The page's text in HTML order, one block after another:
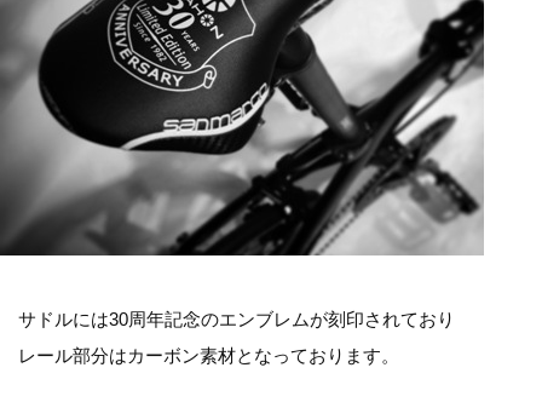
サドルには30周年記念のエンブレムが刻印されており
レール部分はカーボン素材となっております。